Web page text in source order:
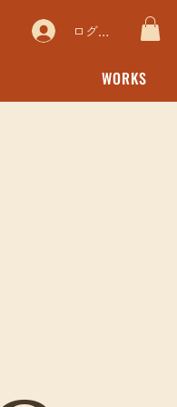
WORKS
ログイン